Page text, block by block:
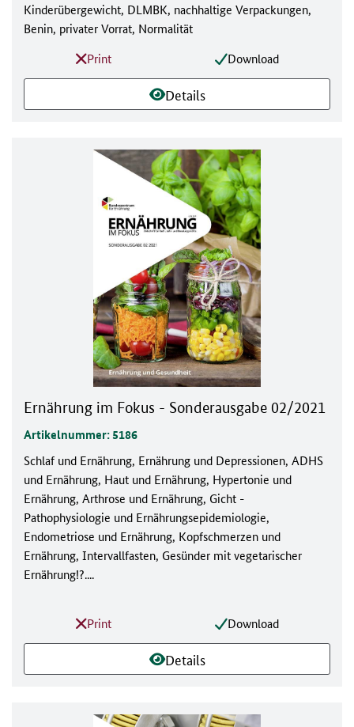
Kinderübergewicht, DLMBK, nachhaltige Verpackungen,
Benin, privater Vorrat, Normalität
Print
Download
Details
Ernährung im Fokus - Sonderausgabe 02/2021
Artikelnummer: 5186
Schlaf und Ernährung, Ernährung und Depressionen, ADHS
und Ernährung, Haut und Ernährung, Hypertonie und
Ernährung, Arthrose und Ernährung, Gicht -
Pathophysiologie und Ernährungsepidemiologie,
Endometriose und Ernährung, Kopfschmerzen und
Ernährung, Intervallfasten, Gesünder mit vegetarischer
Ernährung!?....
Print Download
Details